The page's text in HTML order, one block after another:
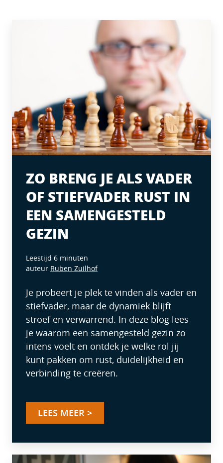
ZO BRENG JE ALS VADER
OF STIEFVADER RUST IN
EEN SAMENGESTELD
GEZIN
Leestijd 6 minuten
auteur Ruben Zuilhof
Je probeert je plek te vinden als vader en
stiefvader, maar de dynamiek blijft
stroef en verwarrend. In deze blog lees
je waarom een samengesteld gezin zo
intens voelt en ontdek je welke rol jij
kunt pakken om rust, duidelijkheid en
verbinding te creëren.
LEES MEER >